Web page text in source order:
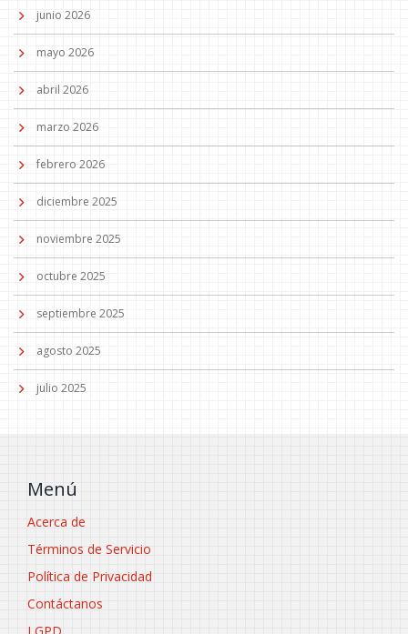
junio 2026
mayo 2026
abril 2026
marzo 2026
febrero 2026
diciembre 2025
noviembre 2025
octubre 2025
septiembre 2025
agosto 2025
julio 2025
Menú
Acerca de
Términos de Servicio
Política de Privacidad
Contáctanos